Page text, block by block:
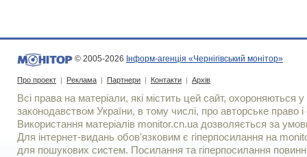
© 2005-2026 Інформ-агенція «Чернігівський монітор»
Про проект | Реклама | Партнери | Контакти | Архів
Всі права на матеріали, які містить цей сайт, охороняються у
законодавством України, в тому числі, про авторське право і
Використання матерiалiв monitor.cn.ua дозволяється за
Для iнтернет-видань обов'язковим є гiперпосилання на
для пошукових систем. Посилання та гіперпосилання